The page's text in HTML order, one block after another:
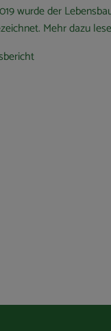
wurde der
Mehr dazu